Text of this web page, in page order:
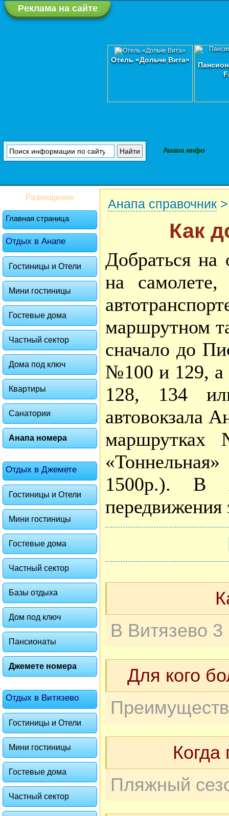
Реклама на сайте
Отель «Дольче Вита»
Анапа инфо
Размещение
Главная страница
Отдых в Анапе
Гостиницы и Отели
Мини гостиницы
Гостевые дома
Частный сектор
Дома под ключ
Квартиры
Санатории
Анапа номера
Отдых в Джемете
Гостиницы и Отели
Мини гостиницы
Гостевые дома
Частный сектор
Базы отдыха
Дом под ключ
Пансионаты
Джемете номера
Отдых в Витязево
Гостиницы и Отели
Мини гостиницы
Гостевые дома
Частный сектор
Анапа справочник
Как
Добраться на
на
маршрутном
сначало до
№100 и 129, а
128, 134
автовокзала
1500р.). В
передвижения
Для кого